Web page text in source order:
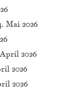
Mai 2026
2026
2026
2026